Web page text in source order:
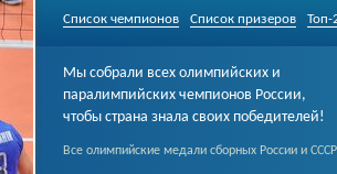
Список чемпионов Список призеров Топ-
Мы собрали всех олимпийских и
паралимпийских чемпионов России,
чтобы страна знала своих победителей!
Все олимпийские медали сборных России и СССР